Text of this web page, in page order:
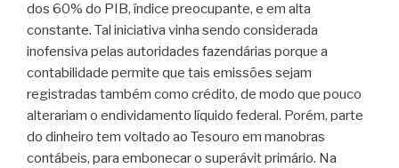
dos 60% do PIB, índice preocupante, e em alta
constante. Tal iniciativa vinha sendo considerada
inofensiva pelas autoridades fazendárias porque a
contabilidade permite que tais emissões sejam
registradas também como crédito, de modo que pouco
alterariam o endividamento líquido federal. Porém, parte
do dinheiro tem voltado ao Tesouro em manobras
contábeis, para embonecar o superávit primário. Na